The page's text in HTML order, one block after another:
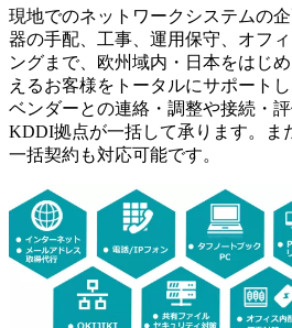
現地でのネットワークシステムの
器の手配、工事、運用保守、オフ
ングまで、欧州域内・日本をはじ
えるお客様をトータルにサポート
ベンダーとの連絡・調整や接続・
KDDI拠点が一括して承ります。ま
一括契約も対応可能です。